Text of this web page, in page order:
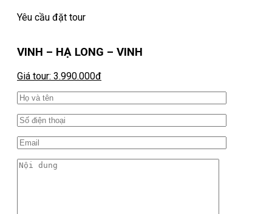
Yêu cầu đặt tour
VINH – HẠ LONG – VINH
Giá tour: 3.990.000đ